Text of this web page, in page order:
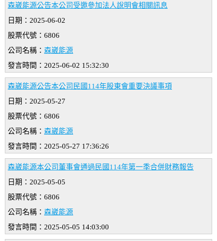
森崴能源公告本公司受邀參加法人說明會相關訊息
日期：2025-06-02
股票代號：6806
公司名稱： 森崴能源
發言時間：2025-06-02 15:32:30
森崴能源公告本公司民國114年股東會重要決議事項
日期：2025-05-27
股票代號：6806
公司名稱： 森崴能源
發言時間：2025-05-27 17:36:26
森崴能源本公司董事會通過民國114年第一季合併財務報告
日期：2025-05-05
股票代號：6806
公司名稱： 森崴能源
發言時間：2025-05-05 14:03:00